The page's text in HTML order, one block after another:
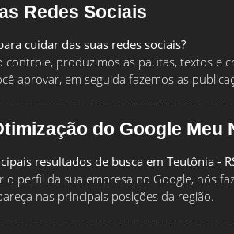
Redes Sociais
cuidar das suas redes sociais?
controle, produzimos as pautas, textos e
aprovar, em seguida fazemos as
do Google Meu
resultados de busca em Teutônia -
o perfil da sua empresa no Google, nós
nas principais posições da região.